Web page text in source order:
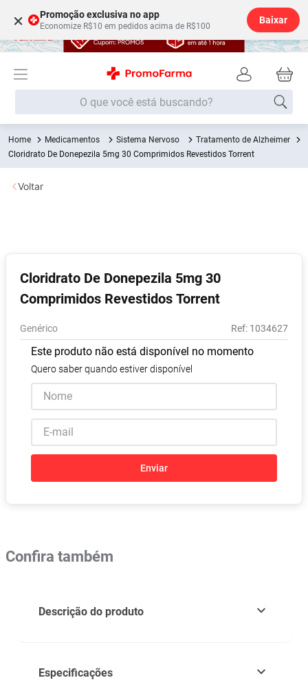
× Promoção exclusiva no app
Economize R$10 em pedidos acima de R$100
Baixar
O que você está buscando?
Medicamentos Sistema Nervoso
Tratamento de Alzheimer
Cloridrato De Donepezila 5mg 30 Comprimidos Revestidos Torrent
Cloridrato De Donepezila 5mg 30
Comprimidos Revestidos Torrent
Genérico : 1034627
Este produto não está disponível no momento
Quero saber quando estiver disponível
Enviar
Voltar
Confira também
Descrição do produto
Especificações
Termos mais buscados
1º Fralda
2
6º Desodorante
7º Shampoo
8º
9º Vitamina D
10º Soro Fisiológico